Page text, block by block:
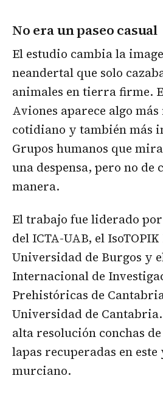
No era un paseo casual
El estudio cambia la
neandertal que solo
animales en tierra firme.
Aviones aparece algo más
cotidiano y también más
Grupos humanos que
una despensa, pero no de
manera.
El trabajo fue liderado
del ICTA-UAB, el
Universidad de Burgos y
Internacional de
Prehistóricas de
Universidad de
alta resolución conchas
lapas recuperadas en
murciano.